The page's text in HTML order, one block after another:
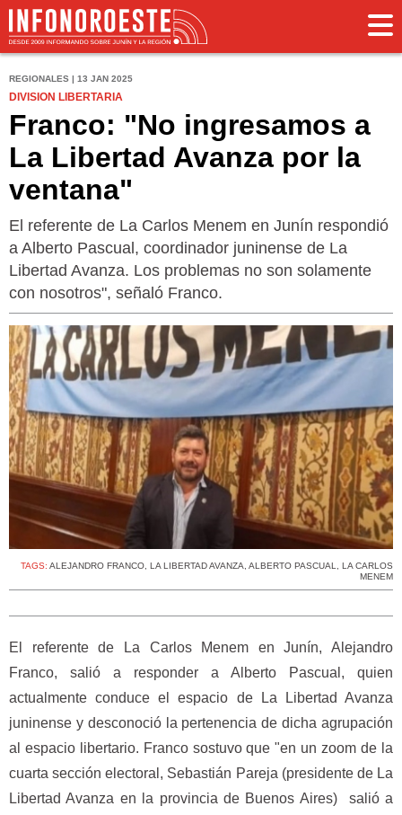
REGIONALES | 13 JAN 2025
DIVISION LIBERTARIA
Franco: "No ingresamos a
La Libertad Avanza por la
ventana"
El referente de La Carlos Menem en Junín respondió
a Alberto Pascual, coordinador juninense de La
Libertad Avanza. Los problemas no son solamente
con nosotros", señaló Franco.
TAGS: ALEJANDRO FRANCO, LA LIBERTAD AVANZA, ALBERTO PASCUAL, LA CARLOS
MENEM
El referente de La Carlos Menem en Junín, Alejandro
Franco, salió a responder a Alberto Pascual, quien
actualmente conduce el espacio de La Libertad Avanza
juninense y desconoció la pertenencia de dicha agrupación
al espacio libertario. Franco sostuvo que "en un zoom de la
cuarta sección electoral, Sebastián Pareja (presidente de La
Libertad Avanza en la provincia de Buenos Aires) salió a